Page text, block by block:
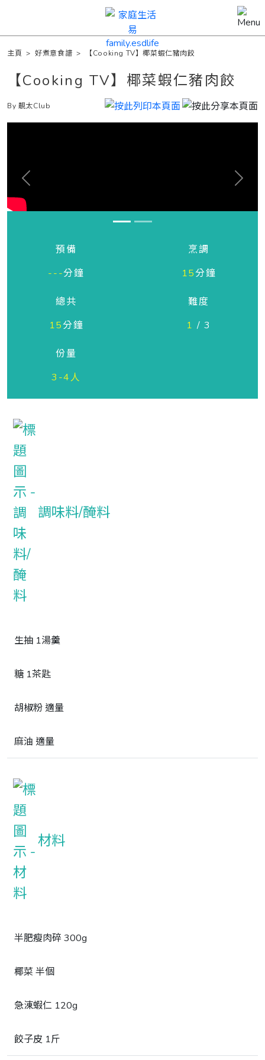
主頁 >好煮意食譜 > 【Cooking TV】椰菜蝦仁豬肉餃
【Cooking TV】椰菜蝦仁豬肉餃
By 靚太Club
Previous Next
預備
---分鐘
烹調
15分鐘
總共
15分鐘
難度
1 / 3
份量
3-4人
調味料/醃料
生抽 1湯羹
糖 1茶匙
胡椒粉 適量
麻油 適量
材料
半肥瘦肉碎 300g
椰菜 半個
急涷蝦仁 120g
餃子皮 1斤